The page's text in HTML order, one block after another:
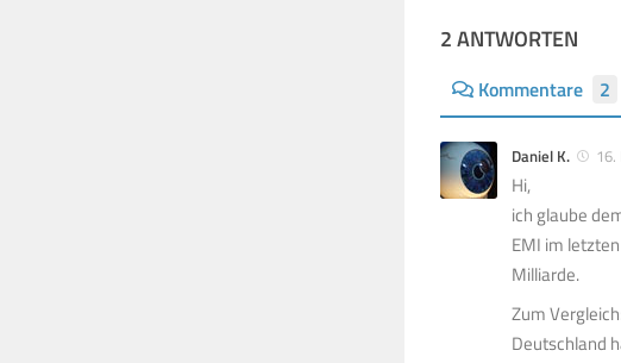
2 ANTWORTEN
Kommentare 2
Daniel K.
Hi,
ich glaube
EMI im
Milliarde.
Zum
Deutschland